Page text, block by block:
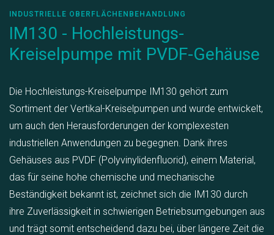
INDUSTRIELLE OBERFLÄCHENBEHANDLUNG
IM130 - Hochleistungs-
Kreiselpumpe mit PVDF-Gehäuse
Die Hochleistungs-Kreiselpumpe IM130 gehört zum
Sortiment der Vertikal-Kreiselpumpen und wurde entwickelt,
um auch den Herausforderungen der komplexesten
industriellen Anwendungen zu begegnen. Dank ihres
Gehäuses aus PVDF (Polyvinylidenfluorid), einem Material,
das für seine hohe chemische und mechanische
Beständigkeit bekannt ist, zeichnet sich die IM130 durch
ihre Zuverlässigkeit in schwierigen Betriebsumgebungen aus
und trägt somit entscheidend dazu bei, über längere Zeit die